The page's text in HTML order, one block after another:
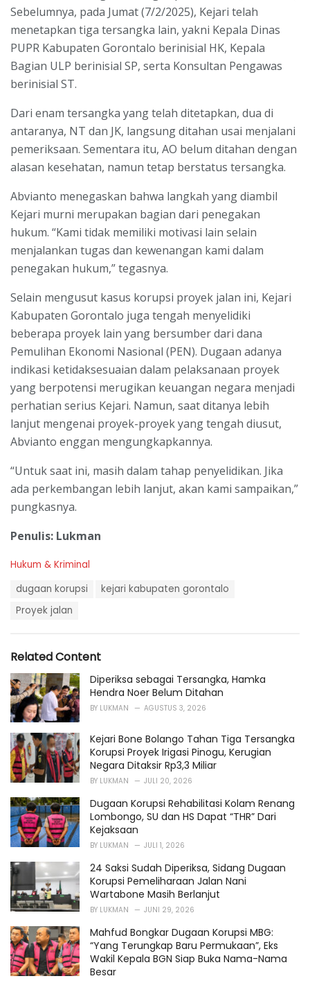
Sebelumnya, pada Jumat (7/2/2025), Kejari telah
menetapkan tiga tersangka lain, yakni Kepala Dinas
PUPR Kabupaten Gorontalo berinisial HK, Kepala
Bagian ULP berinisial SP, serta Konsultan Pengawas
berinisial ST.
Dari enam tersangka yang telah ditetapkan, dua di
antaranya, NT dan JK, langsung ditahan usai menjalani
pemeriksaan. Sementara itu, AO belum ditahan dengan
alasan kesehatan, namun tetap berstatus tersangka.
Abvianto menegaskan bahwa langkah yang diambil
Kejari murni merupakan bagian dari penegakan
hukum. “Kami tidak memiliki motivasi lain selain
menjalankan tugas dan kewenangan kami dalam
penegakan hukum,” tegasnya.
Selain mengusut kasus korupsi proyek jalan ini, Kejari
Kabupaten Gorontalo juga tengah menyelidiki
beberapa proyek lain yang bersumber dari dana
Pemulihan Ekonomi Nasional (PEN). Dugaan adanya
indikasi ketidaksesuaian dalam pelaksanaan proyek
yang berpotensi merugikan keuangan negara menjadi
perhatian serius Kejari. Namun, saat ditanya lebih
lanjut mengenai proyek-proyek yang tengah diusut,
Abvianto enggan mengungkapkannya.
“Untuk saat ini, masih dalam tahap penyelidikan. Jika
ada perkembangan lebih lanjut, akan kami sampaikan,”
pungkasnya.
Penulis: Lukman
C
i
e
s
:
Hukum & Kriminal
dugaan korupsi
kejari kabupaten gorontalo
Proyek jalan
Related Content
Diperiksa sebagai Tersangka, Hamka
Hendra Noer Belum Ditahan
BY LUKMAN AGUSTUS 3, 2026
Kejari Bone Bolango Tahan Tiga Tersangka
Korupsi Proyek Irigasi Pinogu, Kerugian
Negara Ditaksir Rp3,3 Miliar
BY LUKMAN JULI 20, 2026
Dugaan Korupsi Rehabilitasi Kolam Renang
Lombongo, SU dan HS Dapat “THR” Dari
Kejaksaan
BY LUKMAN JULI 1, 2026
24 Saksi Sudah Diperiksa, Sidang Dugaan
Korupsi Pemeliharaan Jalan Nani
Wartabone Masih Berlanjut
BY LUKMAN JUNI 29, 2026
Mahfud Bongkar Dugaan Korupsi MBG:
“Yang Terungkap Baru Permukaan”, Eks
Wakil Kepala BGN Siap Buka Nama-Nama
Besar